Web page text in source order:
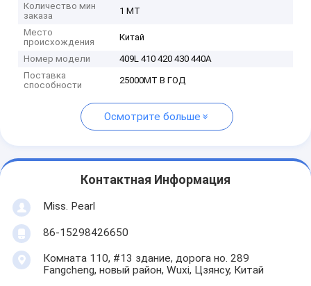
Количество мин
заказа
1 MT
Место
происхождения
Китай
Номер модели
409L 410 420 430 440A
Поставка
способности
25000MT В ГОД
Осмотрите больше
Контактная Информация
Miss. Pearl
86-15298426650
Комната 110, #13 здание, дорога но. 289
Fangcheng, новый район, Wuxi, Цзянсу, Китай